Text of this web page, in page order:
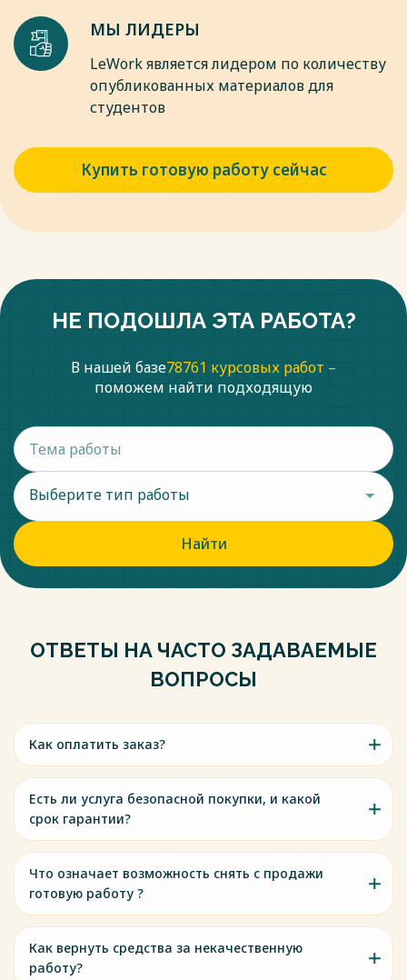
11. Ахинов Г.А. Социальные аспекты регулирования
экономики. М.: МГУ, Теис, 2021. -224 с.
12. Герчикова И.Н. Менеджмент: Учеб. 3-е изд., перераб. и
доп. М.: Банки и биржи, ЮНИТИ, 2017. -404с.
Весь текст будет доступен
МЫ ЛИДЕРЫ
LeWork является лидером по количеству
опубликованных материалов для
студентов
Купить готовую работу сейчас
НЕ ПОДОШЛА ЭТА РАБОТА?
В нашей базе78761 курсовых работ –
поможем найти подходящую
Выберите тип работы
Найти
ОТВЕТЫ НА ЧАСТО ЗАДАВАЕМЫЕ
ВОПРОСЫ
Как оплатить заказ?
Есть ли услуга безопасной покупки, и какой
срок гарантии?
Что означает возможность снять с продажи
готовую работу ?
Как вернуть средства за некачественную
работу?